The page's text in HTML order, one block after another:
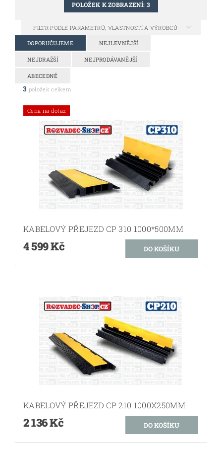
POLOŽEK K ZOBRAZENÍ: 3
FILTR PODLE PARAMETRŮ, VLASTNOSTÍ A VÝROBCŮ
DOPORUČUJEME NEJLEVNĚJŠÍ
NEJDRAŽŠÍ NEJPRODÁVANĚJŠÍ
ABECEDNĚ
3 položek celkem
Cena na dotaz
KABELOVÝ PŘEJEZD CP 310 1000*500MM
4 599 Kč
KABELOVÝ PŘEJEZD CP 210 1000X250MM
2 136 Kč